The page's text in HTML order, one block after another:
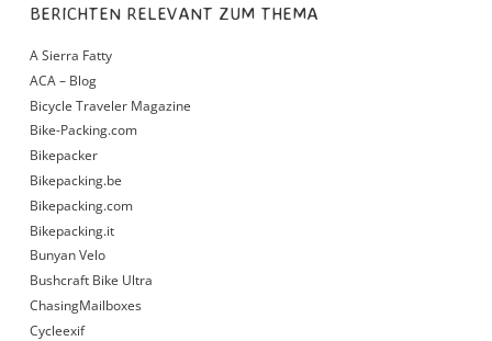
BERICHTEN RELEVANT ZUM THEMA
A Sierra Fatty
ACA – Blog
Bicycle Traveler Magazine
Bike-Packing.com
Bikepacker
Bikepacking.be
Bikepacking.com
Bikepacking.it
Bunyan Velo
Bushcraft Bike Ultra
ChasingMailboxes
Cycleexif